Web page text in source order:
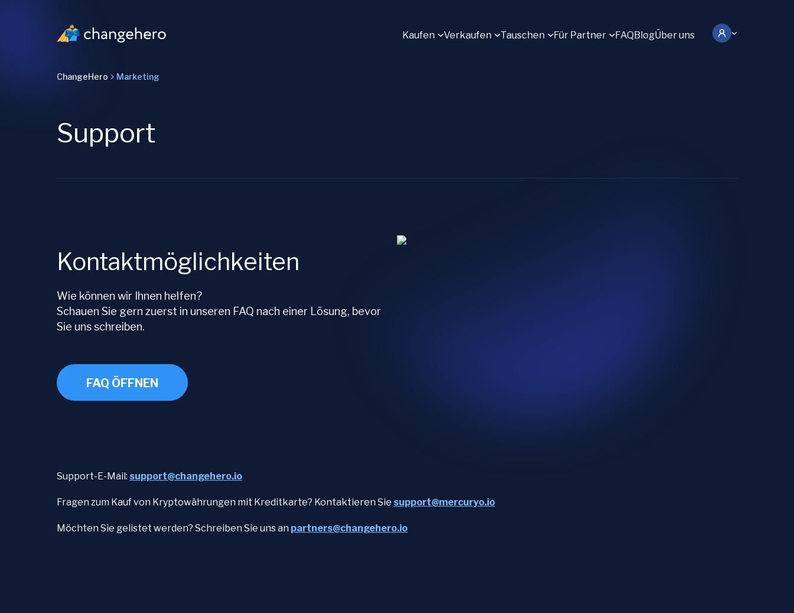
Kaufen Verkaufen Tauschen Für Partner FAQBlogÜber uns
ChangeHero Marketing
Support
Kontaktmöglichkeiten
Wie können wir Ihnen helfen?
Schauen Sie gern zuerst in unseren FAQ nach einer Lösung, bevor
Sie uns schreiben.
FAQ ÖFFNEN
Support-E-Mail: support@changehero.io
Fragen zum Kauf von Kryptowährungen mit Kreditkarte? Kontaktieren Sie support@mercuryo.io
Möchten Sie gelistet werden? Schreiben Sie uns an partners@changehero.io